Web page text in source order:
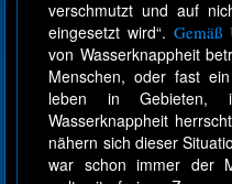
verschmutzt und auf
eingesetzt wird“. Gemäß
von Wasserknappheit
Menschen, oder fast
leben in Gebieten,
Wasserknappheit
nähern sich dieser
war schon immer der